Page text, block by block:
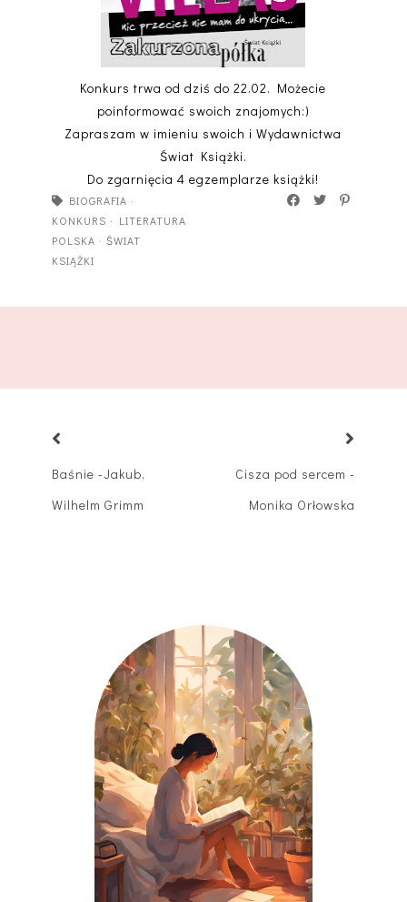
Konkurs trwa od dziś do 22.02. Możecie
poinformować swoich znajomych:)
Zapraszam w imieniu swoich i Wydawnictwa
Świat Książki.
Do zgarnięcia 4 egzemplarze książki!
BIOGRAFIA ·
KONKURS · LITERATURA
POLSKA · ŚWIAT
KSIĄŻKI
Baśnie -Jakub,
Wilhelm Grimm
Cisza pod sercem -
Monika Orłowska